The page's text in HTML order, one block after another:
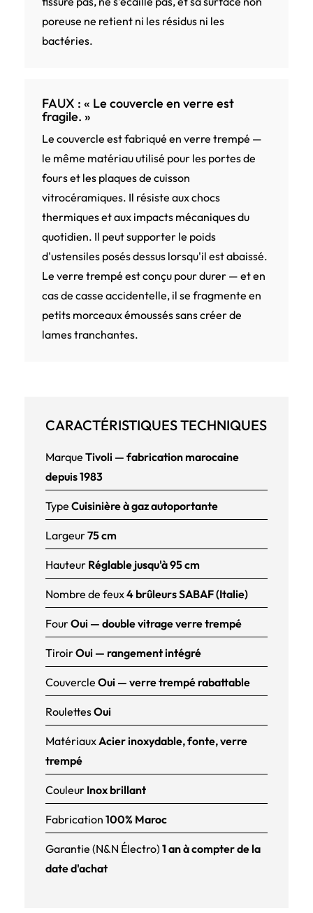
poreuse ne retient ni les résidus ni les
bactéries.
FAUX : « Le couvercle en verre est
fragile. »
Le couvercle est fabriqué en verre trempé —
le même matériau utilisé pour les portes de
fours et les plaques de cuisson
vitrocéramiques. Il résiste aux chocs
thermiques et aux impacts mécaniques du
quotidien. Il peut supporter le poids
d'ustensiles posés dessus lorsqu'il est abaissé.
Le verre trempé est conçu pour durer — et en
cas de casse accidentelle, il se fragmente en
petits morceaux émoussés sans créer de
lames tranchantes.
CARACTÉRISTIQUES TECHNIQUES
Marque Tivoli — fabrication marocaine
depuis 1983
Type Cuisinière à gaz autoportante
Largeur75 cm
Hauteur Réglable jusqu'à 95 cm
Nombre de feux4 brûleurs SABAF (Italie)
FourOui — double vitrage verre trempé
TiroirOui — rangement intégré
Couvercle Oui — verre trempé rabattable
RoulettesOui
MatériauxAcier inoxydable, fonte, verre
trempé
Couleur Inox brillant
Fabrication 100% Maroc
Garantie (N&N Électro) 1 an à compter de la
date d'achat